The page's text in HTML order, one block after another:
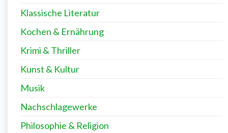
Klassische Literatur
Kochen & Ernährung
Krimi & Thriller
Kunst & Kultur
Musik
Nachschlagewerke
Philosophie & Religion